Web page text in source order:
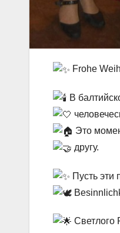
Frohe
В
Это
другу.
Пусть эти
Светлого